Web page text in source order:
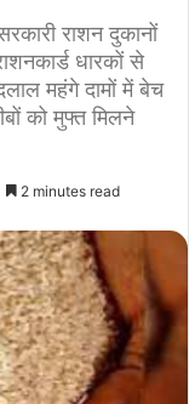
राशन दुकानों
धारकों से
महंगे दामों में बेच
को मुफ्त मिलने
2 minutes read